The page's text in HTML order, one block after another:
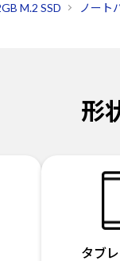
M.2 SSD ノート
形
タブ